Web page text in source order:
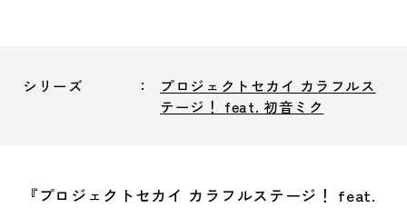
シリーズ
プロジェクトセカイ カラフルス
テージ！ feat. 初音ミク
『プロジェクトセカイ カラフルステージ！ feat.